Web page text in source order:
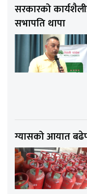
सरकारको
सभापति थापा
ग्यासको आयात